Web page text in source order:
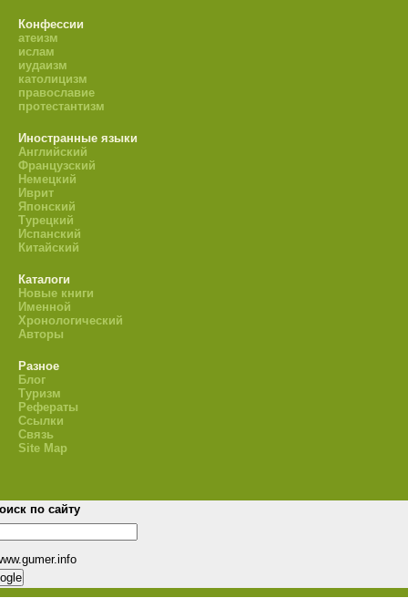
Конфессии
атеизм
ислам
иудаизм
католицизм
православие
протестантизм
Иностранные языки
Английский
Французский
Немецкий
Иврит
Японский
Турецкий
Испанский
Китайский
Каталоги
Новые книги
Именной
Хронологический
Авторы
Разное
Блог
Туризм
Рефераты
Ссылки
Связь
Site Map
по сайту